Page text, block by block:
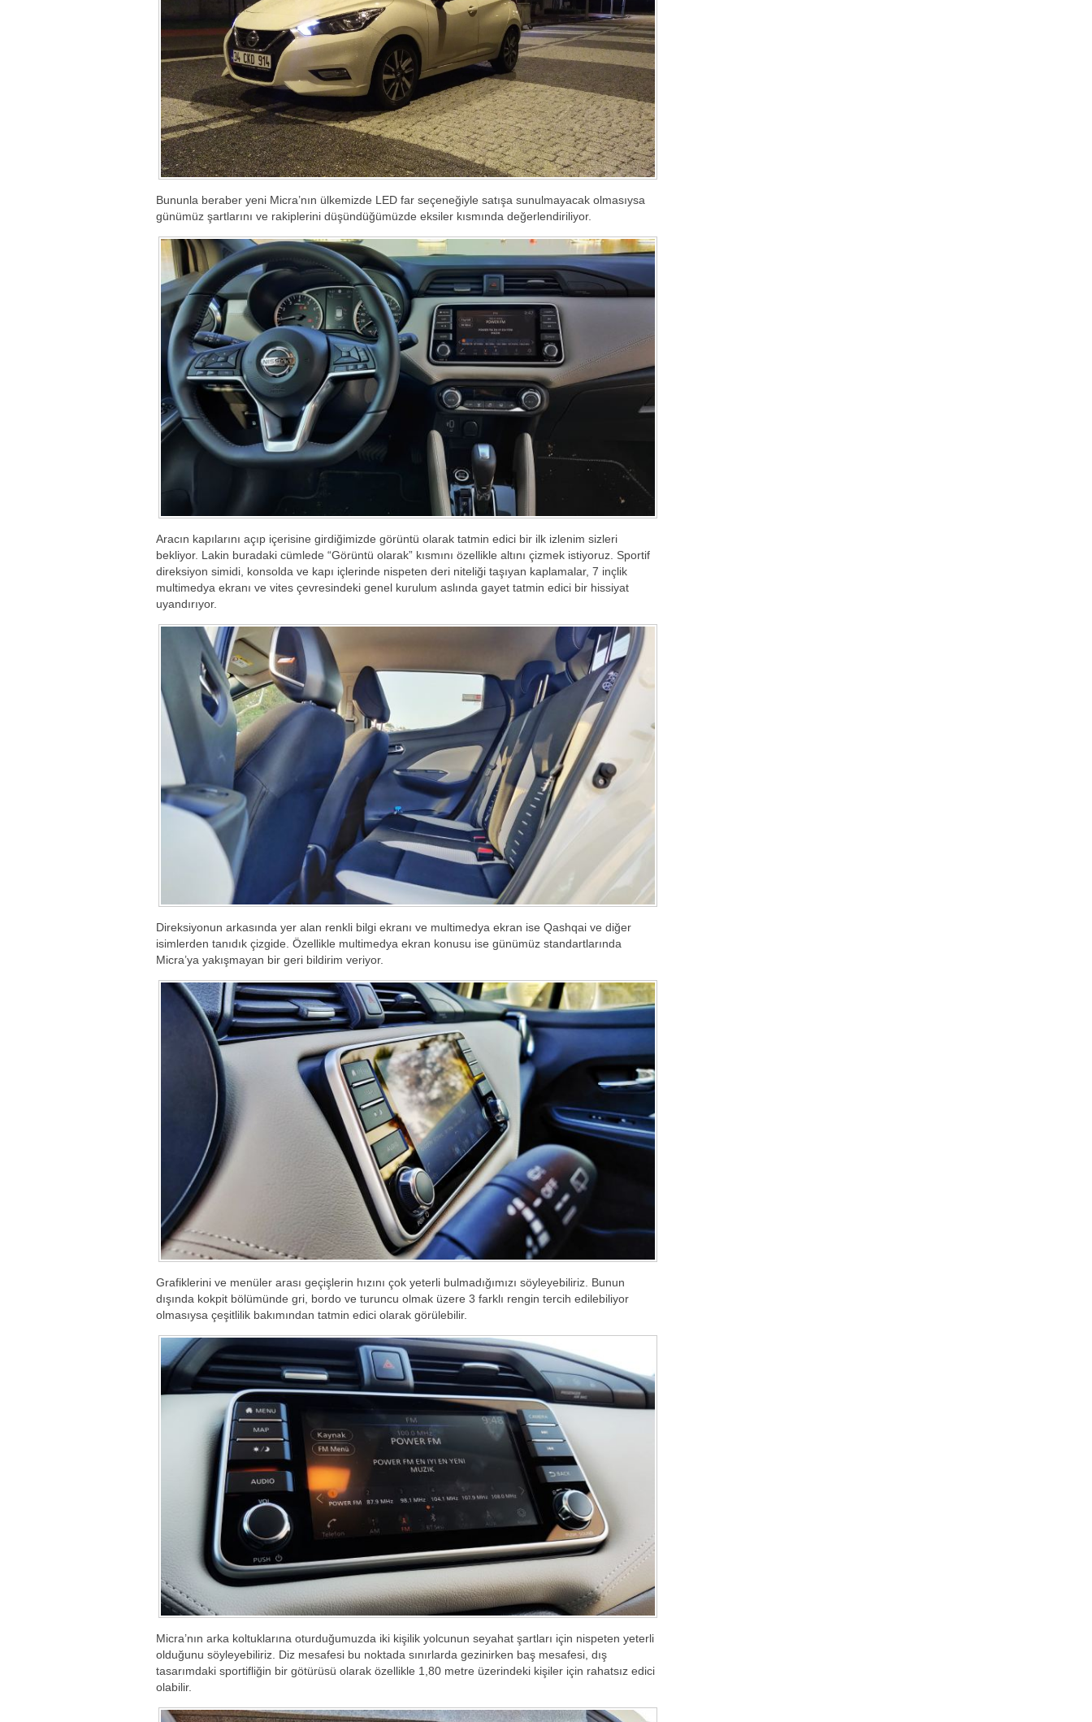
Bununla beraber yeni Micra’nın ülkemizde LED far seçeneğiyle satışa sunulmayacak olmasıysa
günümüz şartlarını ve rakiplerini düşündüğümüzde eksiler kısmında değerlendiriliyor.
Aracın kapılarını açıp içerisine girdiğimizde görüntü olarak tatmin edici bir ilk izlenim sizleri
bekliyor. Lakin buradaki cümlede “Görüntü olarak” kısmını özellikle altını çizmek istiyoruz. Sportif
direksiyon simidi, konsolda ve kapı içlerinde nispeten deri niteliği taşıyan kaplamalar, 7 inçlik
multimedya ekranı ve vites çevresindeki genel kurulum aslında gayet tatmin edici bir hissiyat
uyandırıyor.
Direksiyonun arkasında yer alan renkli bilgi ekranı ve multimedya ekran ise Qashqai ve diğer
isimlerden tanıdık çizgide. Özellikle multimedya ekran konusu ise günümüz standartlarında
Micra’ya yakışmayan bir geri bildirim veriyor.
Grafiklerini ve menüler arası geçişlerin hızını çok yeterli bulmadığımızı söyleyebiliriz. Bunun
dışında kokpit bölümünde gri, bordo ve turuncu olmak üzere 3 farklı rengin tercih edilebiliyor
olmasıysa çeşitlilik bakımından tatmin edici olarak görülebilir.
Micra’nın arka koltuklarına oturduğumuzda iki kişilik yolcunun seyahat şartları için nispeten yeterli
olduğunu söyleyebiliriz. Diz mesafesi bu noktada sınırlarda gezinirken baş mesafesi, dış
tasarımdaki sportifliğin bir götürüsü olarak özellikle 1,80 metre üzerindeki kişiler için rahatsız edici
olabilir.